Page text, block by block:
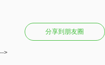
分享到朋友圈
-->